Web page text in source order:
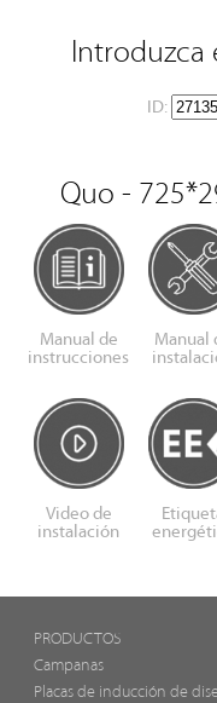
Introduzca
ID:
Quo -
Manual de
instrucciones
Manual
Video de
instalación
PRODUCTOS
Campanas
Placas de inducción de